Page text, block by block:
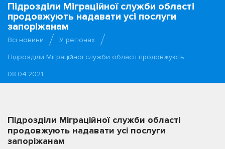
Підрозділи Міграційної служби області
продовжують надавати усі послуги
запоріжанам
Всі новини
У регіонах
Підрозділи Міграційної служби області продовжують…
08.04.2021
Підрозділи Міграційної служби області
продовжують надавати усі послуги
запоріжанам